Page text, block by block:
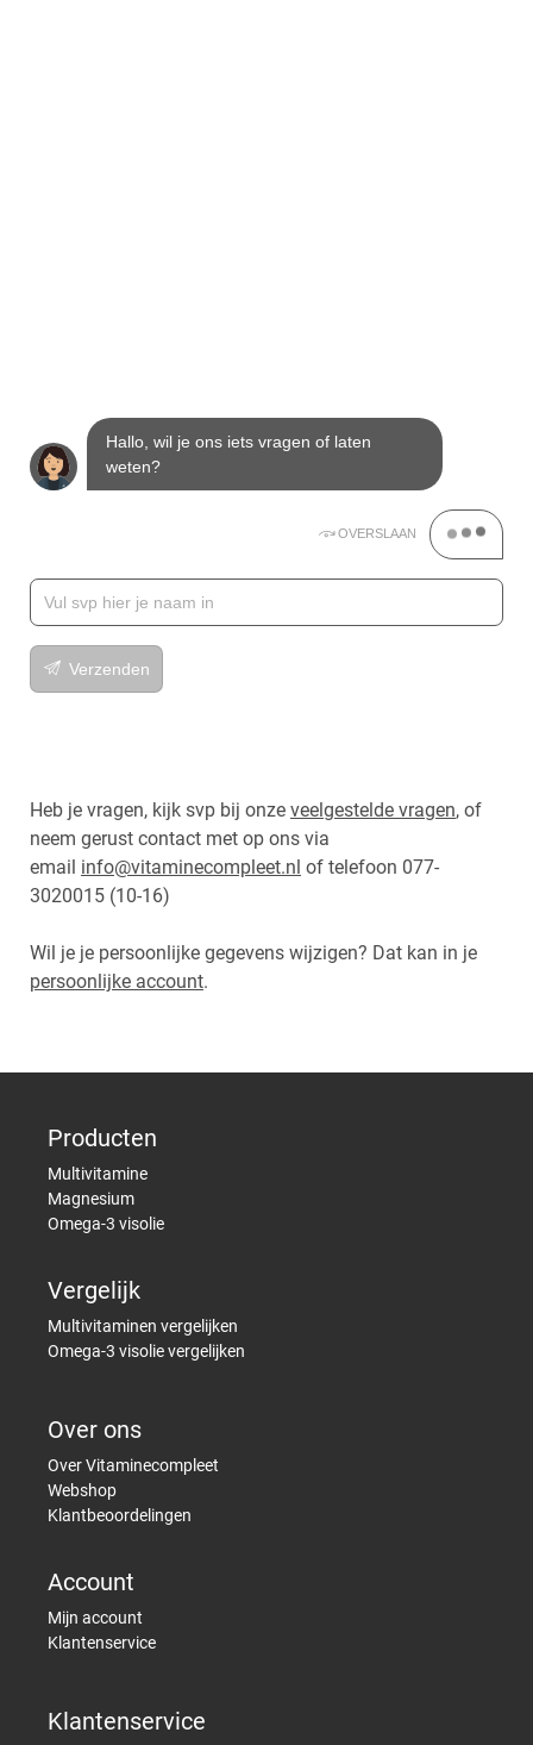
Heb je vragen, kijk svp bij onze veelgestelde vragen, of
neem gerust contact met op ons via
email info@vitaminecompleet.nl of telefoon 077-
3020015 (10-16)
Wil je je persoonlijke gegevens wijzigen? Dat kan in je
persoonlijke account.
Producten
Multivitamine
Magnesium
Omega-3 visolie
Vergelijk
Multivitaminen vergelijken
Omega-3 visolie vergelijken
Over ons
Over Vitaminecompleet
Webshop
Klantbeoordelingen
Account
Mijn account
Klantenservice
Klantenservice